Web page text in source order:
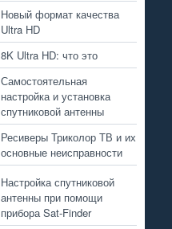
Новый формат качества
Ultra HD
8K Ultra HD: что это
Самостоятельная
настройка и установка
спутниковой антенны
Ресиверы Триколор ТВ и их
основные неисправности
Настройка спутниковой
антенны при помощи
прибора Sat-Finder